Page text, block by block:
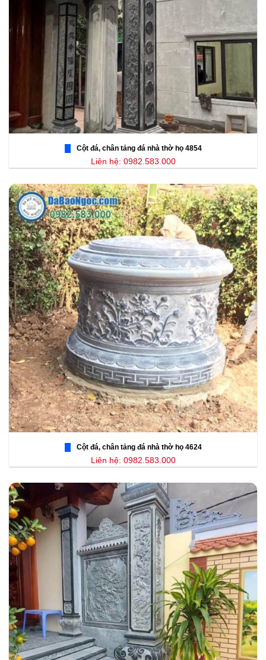
Cột đá, chân tảng đá nhà thờ họ 4854
Liên hệ: 0982.583.000
Cột đá, chân tảng đá nhà thờ họ 4624
Liên hệ: 0982.583.000